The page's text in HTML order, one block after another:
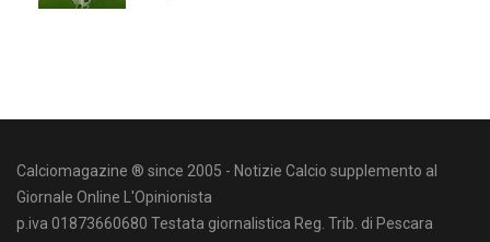
Calciomagazine ® since 2005 - Notizie Calcio supplemento al
Giornale Online L'Opinionista
p.iva 01873660680 Testata giornalistica Reg. Trib. di Pescara